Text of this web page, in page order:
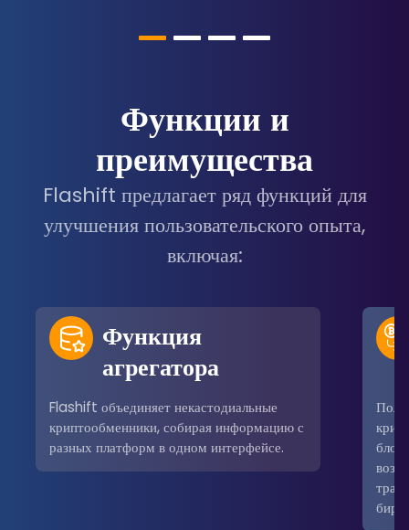
Функции и
преимущества
Flashift предлагает ряд функций для
улучшения пользовательского опыта,
включая:
Функция
агрегатора
Flashift объединяет некастодиальные
криптообменники, собирая информацию с
разных платформ в одном интерфейсе.